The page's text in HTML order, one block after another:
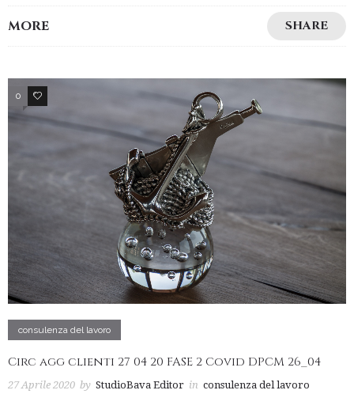
MORE SHARE
0 2
consulenza del lavoro
Circ agg clienti 27 04 20 FASE 2 Covid DPCM 26_04
27 Aprile 2020 by StudioBava Editor in consulenza del lavoro